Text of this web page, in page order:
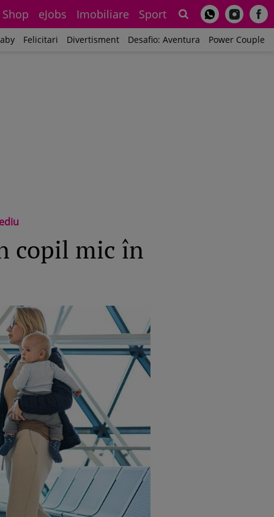
Shop eJobs Imobiliare Sport
Felicitari Divertisment Desafio: Aventura Power Couple
copil mic în